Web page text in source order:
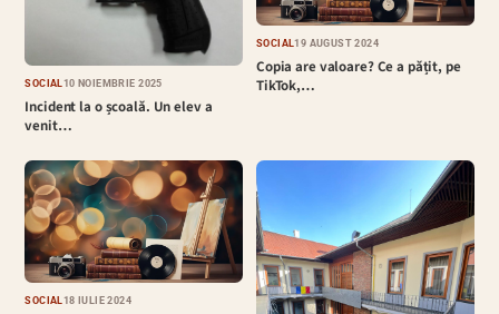
SOCIAL 10 NOIEMBRIE 2025
Incident la o școală. Un elev a
venit…
SOCIAL19 AUGUST 2024
Copia are valoare? Ce a pățit, pe
TikTok,…
SOCIAL18 IULIE 2024